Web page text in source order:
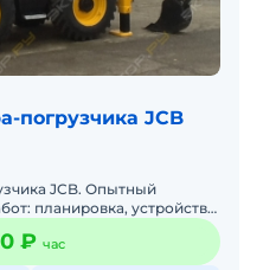
погрузчика JCB
JCB. Опытный
и вывоз
₽ час